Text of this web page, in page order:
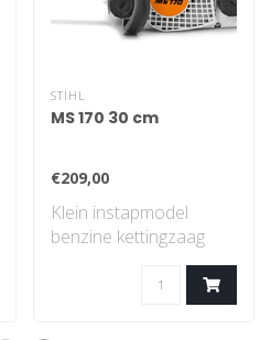
STIHL
MS 170 30 cm
€209,00
Klein instapmodel
benzine kettingzaag
met STIHL 2-MIX-